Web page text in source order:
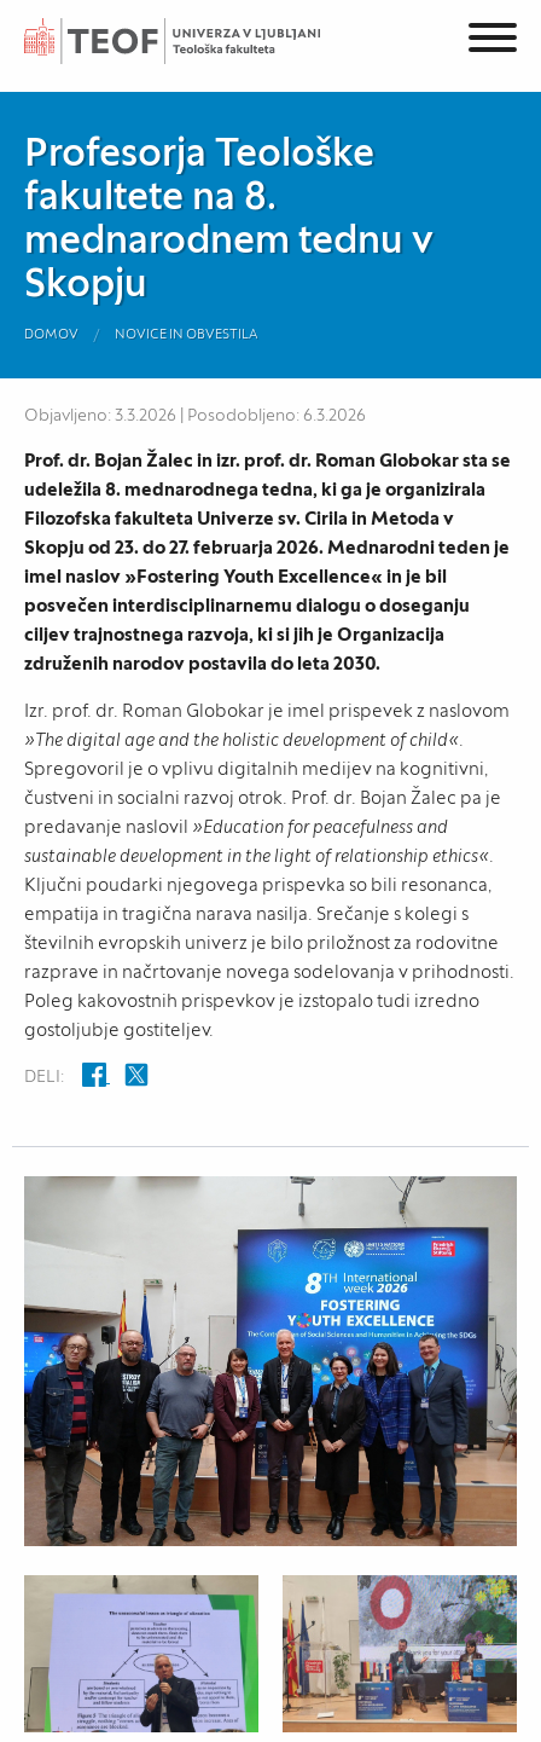
Profesorja Teološke
fakultete na 8.
mednarodnem tednu v
Skopju
DOMOV NOVICE IN OBVESTILA
Objavljeno: 3.3.2026 | Posodobljeno: 6.3.2026
Prof. dr. Bojan Žalec in izr. prof. dr. Roman Globokar sta se
udeležila 8. mednarodnega tedna, ki ga je organizirala
Filozofska fakulteta Univerze sv. Cirila in Metoda v
Skopju od 23. do 27. februarja 2026. Mednarodni teden je
imel naslov »Fostering Youth Excellence« in je bil
posvečen interdisciplinarnemu dialogu o doseganju
ciljev trajnostnega razvoja, ki si jih je Organizacija
združenih narodov postavila do leta 2030.
Izr. prof. dr. Roman Globokar je imel prispevek z naslovom
»The digital age and the holistic development of child«.
Spregovoril je o vplivu digitalnih medijev na kognitivni,
čustveni in socialni razvoj otrok. Prof. dr. Bojan Žalec pa je
predavanje naslovil »Education for peacefulness and
sustainable development in the light of relationship ethics«.
Ključni poudarki njegovega prispevka so bili resonanca,
empatija in tragična narava nasilja. Srečanje s kolegi s
številnih evropskih univerz je bilo priložnost za rodovitne
razprave in načrtovanje novega sodelovanja v prihodnosti.
Poleg kakovostnih prispevkov je izstopalo tudi izredno
gostoljubje gostiteljev.
DELI: